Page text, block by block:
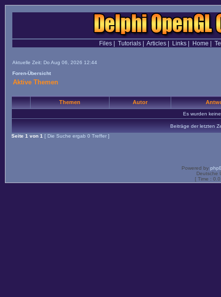
Files| Tutorials| Articles| Links| Home
Aktuelle Zeit: Do Aug 06, 2026 12:44
Foren-Übersicht
Aktive Themen
Themen Autor
Es wurden
Beiträge der letzten
Seite 1 von 1 [ Die Suche ergab 0 Treffer ]
Powered by
Deutsche
[ Time :